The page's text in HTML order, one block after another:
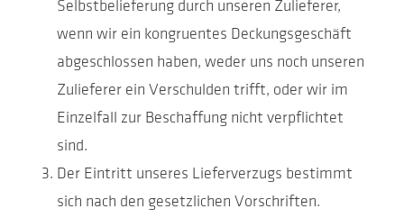
Selbstbelieferung durch unseren Zulieferer,
wenn wir ein kongruentes Deckungsgeschäft
abgeschlossen haben, weder uns noch unseren
Zulieferer ein Verschulden trifft, oder wir im
Einzelfall zur Beschaffung nicht verpflichtet
sind.
Der Eintritt unseres Lieferverzugs bestimmt
sich nach den gesetzlichen Vorschriften.